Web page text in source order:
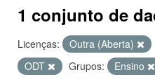
1 conjunto de
Licenças: Outra (Aberta)
ODT
Grupos: Ensino